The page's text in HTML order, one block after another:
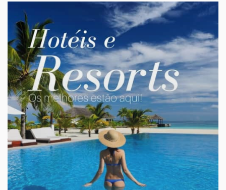
CALDAS NOVAS
Viagens para a família
Caldas Novas e Rio Quente. Aéreo e rodoviário
A partir de:sob-consulta
» Veja mais...